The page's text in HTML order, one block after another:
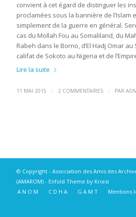
convient à cet égard de distinguer les
proclamées sous la bannière de l’Islam
simplement de la guerre en général.
cas du Mollah Fou au Somaliland, du
Rabeh dans le Borno, d’El Hadj Omar
califat de Sokoto au Nigeria et de
Lire la suite
11 MAI 2015 / 2 COMMENTAIRES / PAR
© Copyright - Association des Amis des
(AMAROM)- Enfold Theme by Kriesi
A N O M
C D H A G A M T Mentions